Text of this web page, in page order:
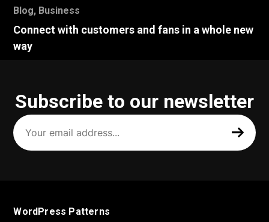
Blog, Business
Connect with customers and fans in a whole new
way
Subscribe to our newsletter
Your
email
address
(Required)
WordPress Patterns